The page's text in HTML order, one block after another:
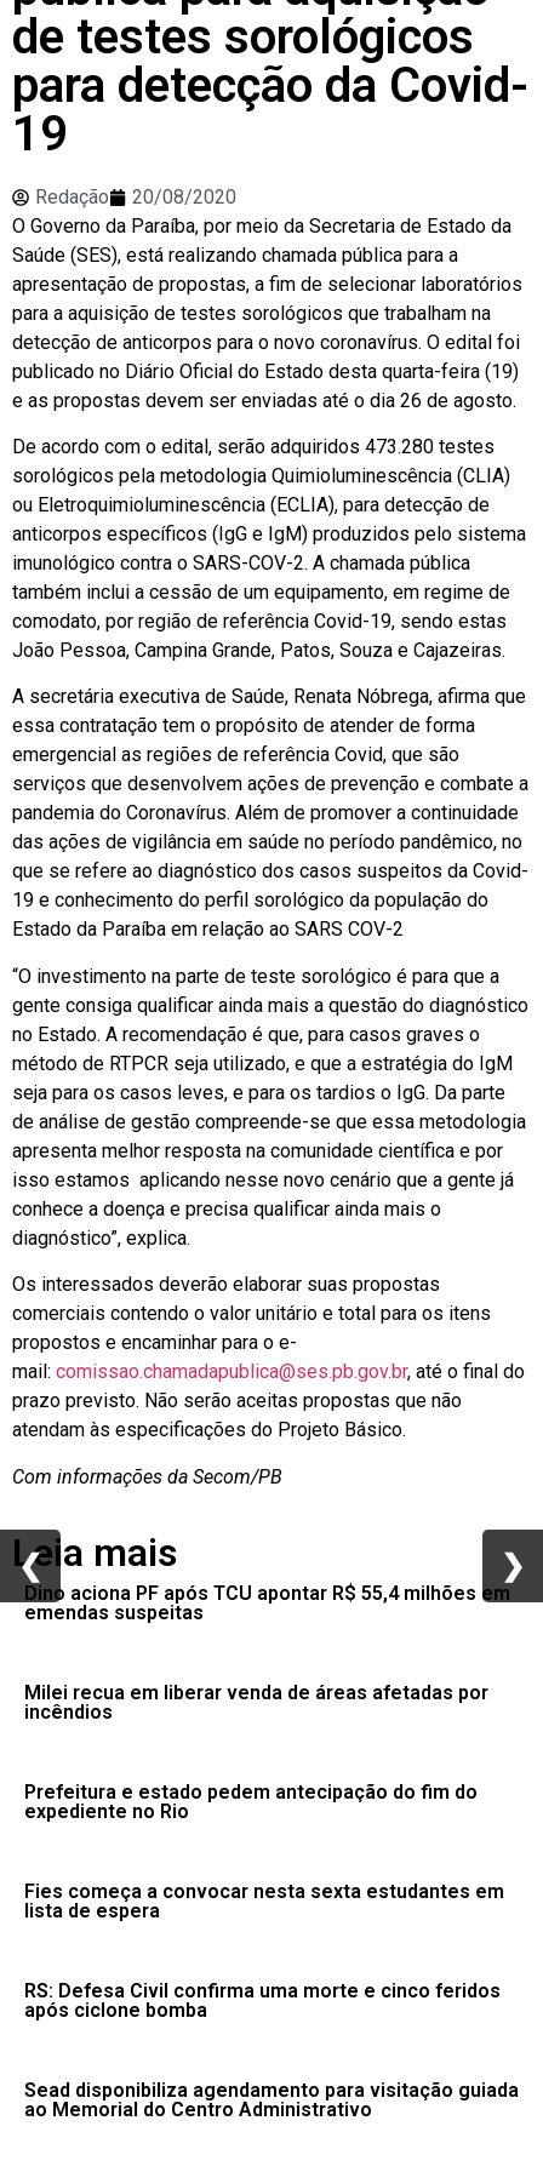
de testes sorológicos
para detecção da Covid-
19
Redação
20/08/2020
O Governo da Paraíba, por meio da Secretaria de Estado da
Saúde (SES), está realizando chamada pública para a
apresentação de propostas, a fim de selecionar laboratórios
para a aquisição de testes sorológicos que trabalham na
detecção de anticorpos para o novo coronavírus. O edital foi
publicado no Diário Oficial do Estado desta quarta-feira (19)
e as propostas devem ser enviadas até o dia 26 de agosto.
De acordo com o edital, serão adquiridos 473.280 testes
sorológicos pela metodologia Quimioluminescência (CLIA)
ou Eletroquimioluminescência (ECLIA), para detecção de
anticorpos específicos (IgG e IgM) produzidos pelo sistema
imunológico contra o SARS-COV-2. A chamada pública
também inclui a cessão de um equipamento, em regime de
comodato, por região de referência Covid-19, sendo estas
João Pessoa, Campina Grande, Patos, Souza e Cajazeiras.
A secretária executiva de Saúde, Renata Nóbrega, afirma que
essa contratação tem o propósito de atender de forma
emergencial as regiões de referência Covid, que são
serviços que desenvolvem ações de prevenção e combate a
pandemia do Coronavírus. Além de promover a continuidade
das ações de vigilância em saúde no período pandêmico, no
que se refere ao diagnóstico dos casos suspeitos da Covid-
19 e conhecimento do perfil sorológico da população do
Estado da Paraíba em relação ao SARS COV-2
“O investimento na parte de teste sorológico é para que a
gente consiga qualificar ainda mais a questão do diagnóstico
no Estado. A recomendação é que, para casos graves o
método de RTPCR seja utilizado, e que a estratégia do IgM
seja para os casos leves, e para os tardios o IgG. Da parte
de análise de gestão compreende-se que essa metodologia
apresenta melhor resposta na comunidade científica e por
isso estamos aplicando nesse novo cenário que a gente já
conhece a doença e precisa qualificar ainda mais o
diagnóstico”, explica.
Os interessados deverão elaborar suas propostas
comerciais contendo o valor unitário e total para os itens
propostos e encaminhar para o e-
mail: comissao.chamadapublica@ses.pb.gov.br, até o final do
prazo previsto. Não serão aceitas propostas que não
atendam às especificações do Projeto Básico.
Com informações da Secom/PB
Leia mais
Dino aciona PF após TCU apontar R$ 55,4 milhões em
emendas suspeitas
Milei recua em liberar venda de áreas afetadas por
incêndios
Prefeitura e estado pedem antecipação do fim do
expediente no Rio
Fies começa a convocar nesta sexta estudantes em
lista de espera
RS: Defesa Civil confirma uma morte e cinco feridos
após ciclone bomba
Sead disponibiliza agendamento para visitação guiada
ao Memorial do Centro Administrativo
❮ ❯
❮ ❯